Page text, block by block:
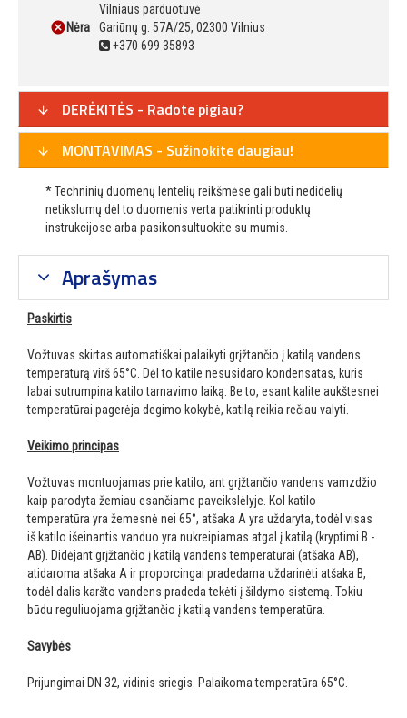
Nėra
Vilniaus parduotuvė
Gariūnų g. 57A/25, 02300 Vilnius
+370 699 35893
DERĖKITĖS - Radote pigiau?
MONTAVIMAS - Sužinokite daugiau!
* Techninių duomenų lentelių reikšmėse gali būti nedidelių
netikslumų dėl to duomenis verta patikrinti produktų
instrukcijose arba pasikonsultuokite su mumis.
Aprašymas
Paskirtis
Vožtuvas skirtas automatiškai palaikyti grįžtančio į katilą vandens
temperatūrą virš 65°C. Dėl to katile nesusidaro kondensatas, kuris
labai sutrumpina katilo tarnavimo laiką. Be to, esant kalite aukštesnei
temperatūrai pagerėja degimo kokybė, katilą reikia rečiau valyti.
Veikimo principas
Vožtuvas montuojamas prie katilo, ant grįžtančio vandens vamzdžio
kaip parodyta žemiau esančiame paveikslėlyje. Kol katilo
temperatūra yra žemesnė nei 65°, atšaka A yra uždaryta, todėl visas
iš katilo išeinantis vanduo yra nukreipiamas atgal į katilą (kryptimi B -
AB). Didėjant grįžtančio į katilą vandens temperatūrai (atšaka AB),
atidaroma atšaka A ir proporcingai pradedama uždarinėti atšaka B,
todėl dalis karšto vandens pradeda tekėti į šildymo sistemą. Tokiu
būdu reguliuojama grįžtančio į katilą vandens temperatūra.
Savybės
Prijungimai DN 32, vidinis sriegis. Palaikoma temperatūra 65°C.